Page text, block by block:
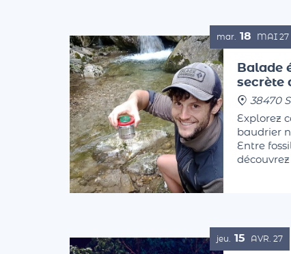
mar. 18 MAI 27
Balade
secrète
38470
Explorez
baudrier
Entre
sortie
jeu. 15 AVR. 27